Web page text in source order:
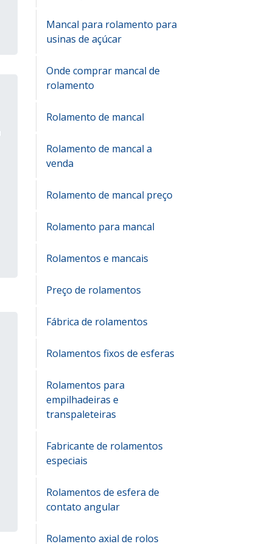
Mancal para rolamento para
usinas de açúcar
Onde comprar mancal de
rolamento
Rolamento de mancal
Rolamento de mancal a
venda
Rolamento de mancal preço
Rolamento para mancal
Rolamentos e mancais
Preço de rolamentos
Fábrica de rolamentos
Rolamentos fixos de esferas
Rolamentos para
empilhadeiras e
transpaleteiras
Fabricante de rolamentos
especiais
Rolamentos de esfera de
contato angular
Rolamento axial de rolos